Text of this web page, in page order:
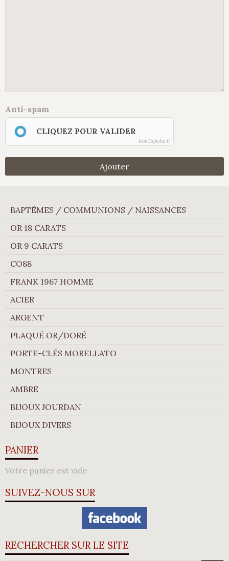
Anti-spam
CLIQUEZ POUR VALIDER
IconCaptcha ©
Ajouter
BAPTÊMES / COMMUNIONS / NAISSANCES
OR 18 CARATS
OR 9 CARATS
CO88
FRANK 1967 HOMME
ACIER
ARGENT
PLAQUÉ OR/DORÉ
PORTE-CLÉS MORELLATO
MONTRES
AMBRE
BIJOUX JOURDAN
BIJOUX DIVERS
PANIER
Votre panier est vide
SUIVEZ-NOUS SUR
RECHERCHER SUR LE SITE